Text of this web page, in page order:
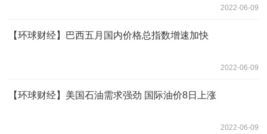
2022-06-09
【环球财经】巴西五月国内价格总指数增速加快
2022-06-09
【环球财经】美国石油需求强劲 国际油价8日上涨
2022-06-09